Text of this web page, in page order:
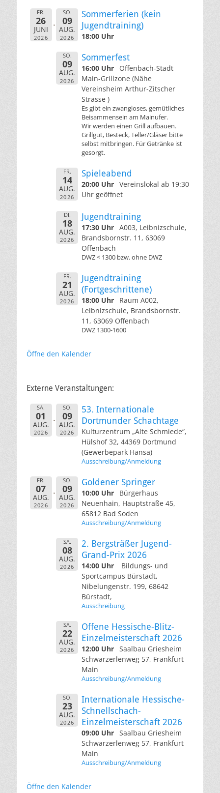
FR.
26
JUNI
2026
SO.
09
AUG.
2026
Sommerferien (kein
Jugendtraining)
18:00 Uhr
SO.
09
AUG.
2026
Sommerfest
16:00 Uhr
Offenbach-Stadt
Main-Grillzone (Nähe
Vereinsheim Arthur-Zitscher
Strasse )
Es gibt ein zwangloses, gemütliches
Beisammensein am Mainufer.
Wir werden einen Grill aufbauen.
Grillgut, Besteck, Teller/Gläser bitte
selbst mitbringen. Für Getränke ist
gesorgt.
FR.
14
AUG.
2026
Spieleabend
20:00 Uhr Vereinslokal ab 19:30
Uhr geöffnet
DI.
18
AUG.
2026
Jugendtraining
17:30 Uhr A003, Leibnizschule,
Brandsbornstr. 11, 63069
Offenbach
DWZ < 1300 bzw. ohne DWZ
FR.
21
AUG.
2026
Jugendtraining
(Fortgeschrittene)
18:00 Uhr
Raum A002,
Leibnizschule, Brandsbornstr.
11, 63069 Offenbach
DWZ 1300-1600
Öffne den Kalender
Externe Veranstaltungen:
SA.
01
AUG.
2026
SO.
09
AUG.
2026
53. Internationale
Dortmunder Schachtage
Kulturzentrum „Alte Schmiede“,
Hülshof 32, 44369 Dortmund
(Gewerbepark Hansa)
Ausschreibung/Anmeldung
FR.
07
AUG.
2026
SO.
09
AUG.
2026
Goldener Springer
10:00 Uhr
Bürgerhaus
Neuenhain, Hauptstraße 45,
65812 Bad Soden
Ausschreibung/Anmeldung
SA.
08
AUG.
2026
2. Bergsträßer Jugend-
Grand-Prix 2026
14:00 Uhr
Bildungs- und
Sportcampus Bürstadt,
Nibelungenstr. 199, 68642
Bürstadt,
Ausschreibung
SA.
22
AUG.
2026
Offene Hessische-Blitz-
Einzelmeisterschaft 2026
12:00 Uhr Saalbau Griesheim
Schwarzerlenweg 57, Frankfurt
Main
Ausschreibung/Anmeldung
SO.
23
AUG.
2026
Internationale Hessische-
Schnellschach-
Einzelmeisterschaft 2026
09:00 Uhr Saalbau Griesheim
Schwarzerlenweg 57, Frankfurt
Main
Ausschreibung/Anmeldung
Öffne den Kalender